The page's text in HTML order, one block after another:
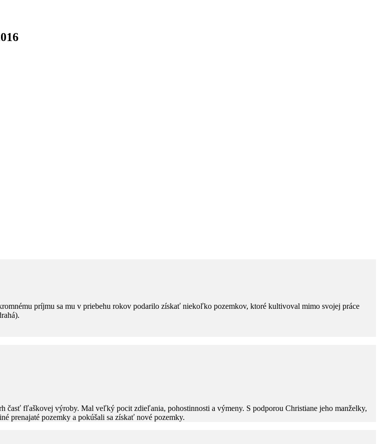
príjmu sa mu v priebehu rokov podarilo získať niekoľko pozemkov, ktoré kultivoval mimo svojej práce
časť fľaškovej výroby. Mal veľký pocit zdieľania, pohostinnosti a výmeny. S podporou Christiane jeho manželky,
prenajaté pozemky a pokúšali sa získať nové pozemky.